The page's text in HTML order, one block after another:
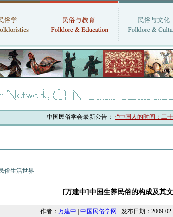
中国民俗学会最新公告：·“中国人的时间：二十四
俗生活世界
[万建中]中国生养民俗的构成及其
作者： 万建中 中国民俗学网 发布日期：2009-